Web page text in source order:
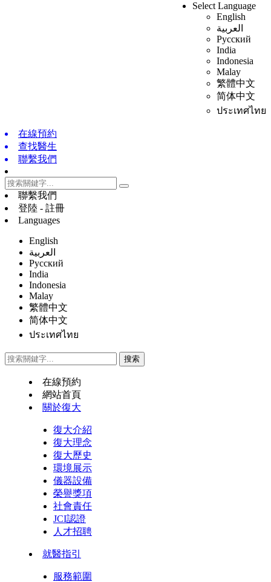
Select Language
English
العربية
Русский
India
Indonesia
Malay
繁體中文
简体中文
ประเทศไทย
在線預約
查找醫生
聯繫我們
聯繫我們
登陸 - 註冊
Languages
English
العربية
Русский
India
Indonesia
Malay
繁體中文
简体中文
ประเทศไทย
在線預約
網站首頁
關於復大
復大介紹
復大理念
復大歷史
環境展示
儀器設備
榮譽獎項
社會責任
JCI認證
人才招聘
就醫指引
服務範圍